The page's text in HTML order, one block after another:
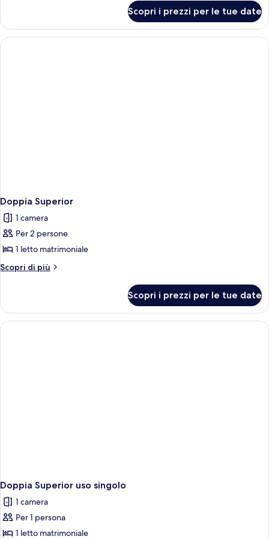
Standard
uso
singolo
Scopri i prezzi per le tue date
Doppia Superior
1 camera
Per 2 persone
1 letto matrimoniale
Scopri di più
Altri
Superior
Scopri i prezzi per le tue date
Doppia Superior uso singolo
1 camera
Per 1 persona
1 letto matrimoniale